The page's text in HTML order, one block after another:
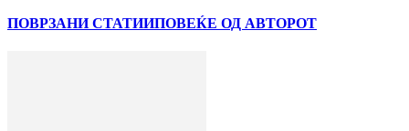
ПОВРЗАНИ СТАТИИПОВЕЌЕ ОД АВТОРОТ